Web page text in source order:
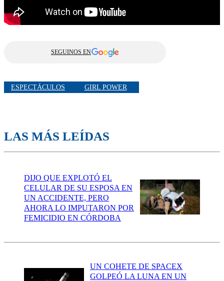
SEGUINOS EN
ESPECTÁCULOS GIRL POWER
LAS MÁS LEÍDAS
DIJO QUE EXPLOTÓ EL
CELULAR DE SU ESPOSA EN
UN ACCIDENTE, PERO
AHORA LO IMPUTARON POR
FEMICIDIO EN CÓRDOBA
UN COHETE DE SPACEX
GOLPEÓ LA LUNA EN UN